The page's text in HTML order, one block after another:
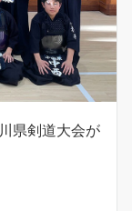
県剣道大会が